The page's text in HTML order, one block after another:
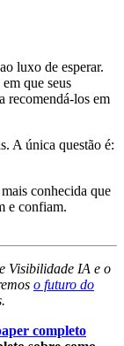
luxo de esperar.
que seus
recomendá-los em
A única questão é:
conhecida que
e confiam.
Visibilidade IA e o
o futuro do
completo